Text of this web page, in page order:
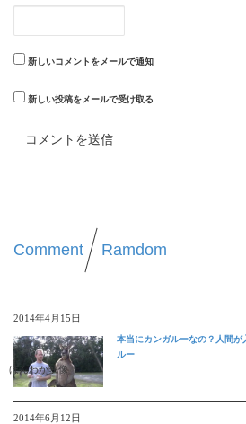
新しいコメントをメールで通知
新しい投稿をメールで受け取る
Comment Ramdom
2014年4月15日
ほんわか映像
本当にカンガルーなの？人間
ルー
2014年6月12日